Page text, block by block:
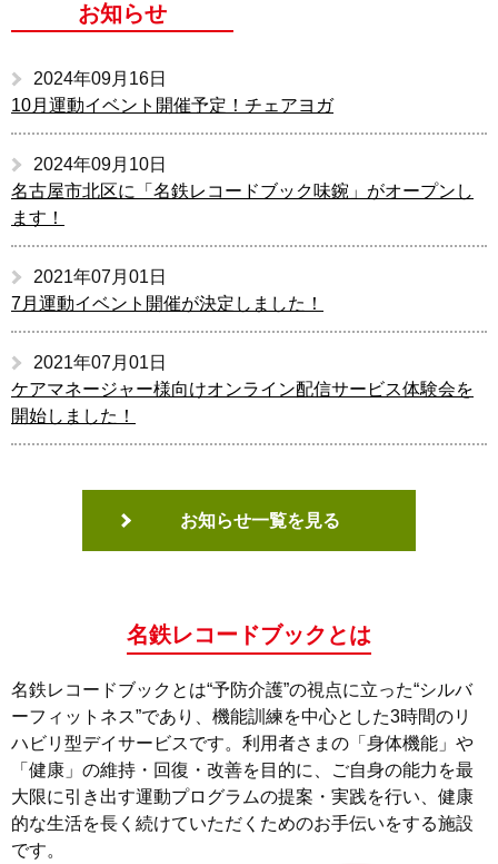
お知らせ
2024年09月16日
10月運動イベント開催予定！チェアヨガ
2024年09月10日
名古屋市北区に「名鉄レコードブック味鋺」がオープンし
ます！
2021年07月01日
7月運動イベント開催が決定しました！
2021年07月01日
ケアマネージャー様向けオンライン配信サービス体験会を
開始しました！
お知らせ一覧を見る
名鉄レコードブックとは
名鉄レコードブックとは“予防介護”の視点に立った“シルバ
ーフィットネス”であり、機能訓練を中心とした3時間のリ
ハビリ型デイサービスです。利用者さまの「身体機能」や
「健康」の維持・回復・改善を目的に、ご自身の能力を最
大限に引き出す運動プログラムの提案・実践を行い、健康
的な生活を長く続けていただくためのお手伝いをする施設
です。